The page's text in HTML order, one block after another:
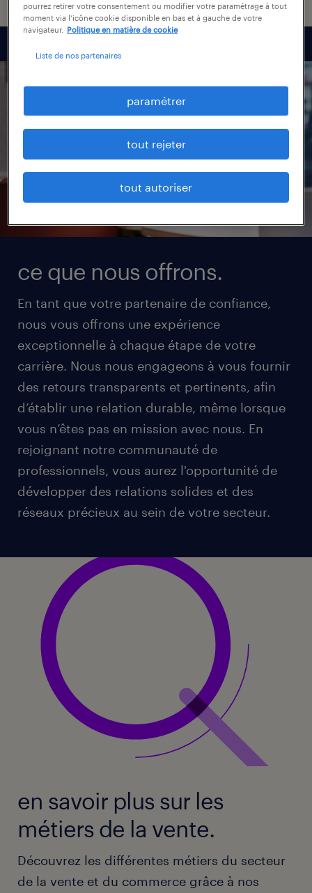
ce que nous offrons.
En tant que votre partenaire de confiance,
nous vous offrons une expérience
exceptionnelle à chaque étape de votre
carrière. Nous nous engageons à vous fournir
des retours transparents et pertinents, afin
d’établir une relation durable, même lorsque
vous n’êtes pas en mission avec nous. En
rejoignant notre communauté de
professionnels, vous aurez l'opportunité de
développer des relations solides et des
réseaux précieux au sein de votre secteur.
en savoir plus sur les
métiers de la vente.
Découvrez les différentes métiers du secteur
de la vente et du commerce grâce à nos
pourrez retirer votre consentement ou modifier votre paramétrage à tout
moment via l’icône cookie disponible en bas et à gauche de votre
navigateur.
Politique en matière de cookie
Liste de nos partenaires
paramétrer
tout rejeter
tout autoriser